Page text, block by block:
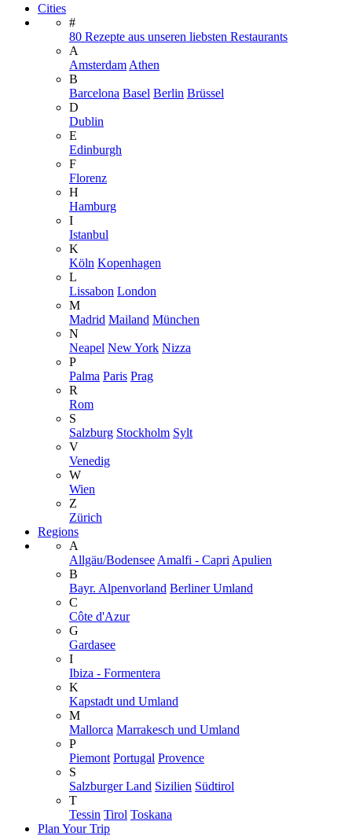
Cities
#
80 Rezepte aus unseren liebsten Restaurants
A
Amsterdam Athen
B
Barcelona Basel Berlin Brüssel
D
Dublin
E
Edinburgh
F
Florenz
H
Hamburg
I
Istanbul
K
Köln Kopenhagen
L
Lissabon London
M
Madrid Mailand München
N
Neapel New York Nizza
P
Palma Paris Prag
R
Rom
S
Salzburg Stockholm Sylt
V
Venedig
W
Wien
Z
Zürich
Regions
A
Allgäu/Bodensee Amalfi - Capri Apulien
B
Bayr. Alpenvorland Berliner Umland
C
Côte d'Azur
G
Gardasee
I
Ibiza - Formentera
K
Kapstadt und Umland
M
Mallorca Marrakesch und Umland
P
Piemont Portugal Provence
S
Salzburger Land Sizilien Südtirol
T
Tessin Tirol Toskana
Plan Your Trip